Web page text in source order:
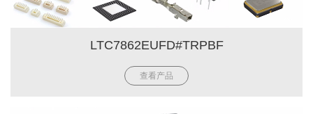
LTC7862EUFD#TRPBF
查看产品